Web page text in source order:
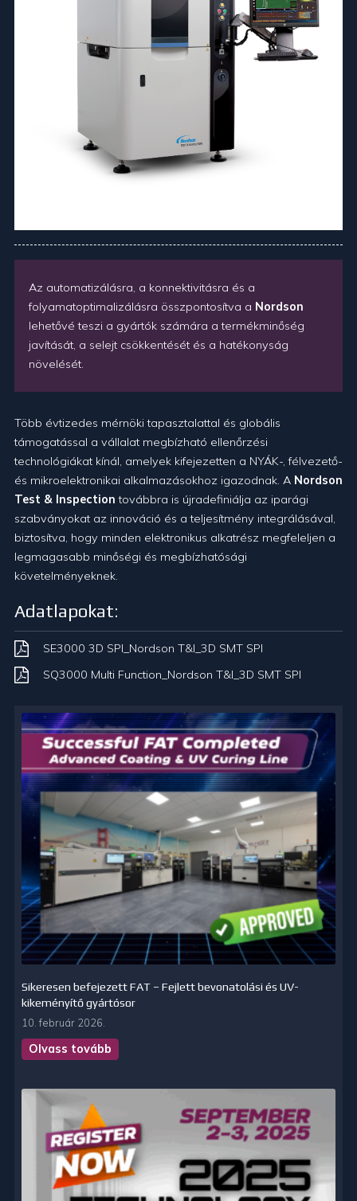
Az automatizálásra, a konnektivitásra és a
folyamatoptimalizálásra összpontosítva a Nordson
lehetővé teszi a gyártók számára a termékminőség
javítását, a selejt csökkentését és a hatékonyság
növelését.
Több évtizedes mérnöki tapasztalattal és globális
támogatással a vállalat megbízható ellenőrzési
technológiákat kínál, amelyek kifejezetten a NYÁK-, félvezető-
és mikroelektronikai alkalmazásokhoz igazodnak. A Nordson
Test & Inspection továbbra is újradefiniálja az iparági
szabványokat az innováció és a teljesítmény integrálásával,
biztosítva, hogy minden elektronikus alkatrész megfeleljen a
legmagasabb minőségi és megbízhatósági
követelményeknek.
Adatlapokat:
SE3000 3D SPI_Nordson T&I_3D SMT SPI
SQ3000 Multi Function_Nordson T&I_3D SMT SPI
Sikeresen befejezett FAT – Fejlett bevonatolási és UV-
kikeményítő gyártósor
10. február 2026.
Olvass tovább